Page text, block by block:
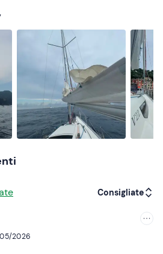
1 cane di piccola-media
alla stagione
Consigliate
2026